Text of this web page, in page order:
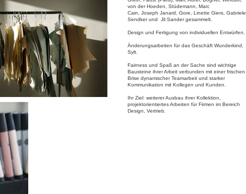
von der Hoeden, Stüdemann, Marc
Cain, Joseph Janard, Gore, Linette Giers, Gabriele
Sendker und Jil Sander gesammelt.
Design und Fertigung von individuellen Entwürfen.
Änderungsarbeiten für das Geschäft Wunderkind,
Sylt.
Fairness und Spaß an der Sache sind wichtige
Bausteine ihrer Arbeit verbunden mit einer frischen
Brise dynamischer Teamarbeit und starker
Kommunikation mit Kollegen und Kunden.
Ihr Ziel: weiterer Ausbau ihrer Kollektion,
projektorientiertes Arbeiten für Firmen im Bereich
Design, Vertrieb.